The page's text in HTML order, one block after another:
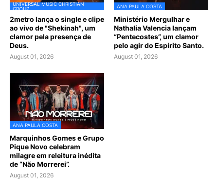
UNIVERSAL MUSIC CHRISTIAN
GROUP
2metro lança o single e clipe
ao vivo de "Shekinah", um
clamor pela presença de
Deus.
August 01, 2026
ANA PAULA COSTA
Ministério Mergulhar e
Nathalia Valencia lançam
“Pentecostes”, um clamor
pelo agir do Espírito Santo.
August 01, 2026
ANA PAULA COSTA
Marquinhos Gomes e Grupo
Pique Novo celebram
milagre em releitura inédita
de “Não Morrerei”.
August 01, 2026